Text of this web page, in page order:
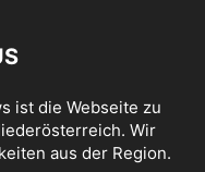
ist die Webseite zu
Wir
aus der Region.